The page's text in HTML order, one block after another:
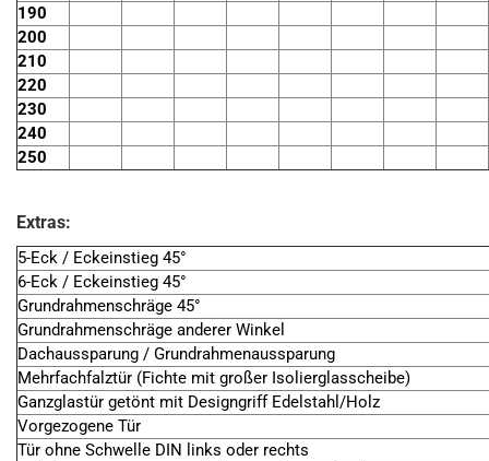
190
200
210
220
230
240
250
Extras:
5-Eck / Eckeinstieg 45°
6-Eck / Eckeinstieg 45°
Grundrahmenschräge 45°
Grundrahmenschräge anderer Winkel
Dachaussparung / Grundrahmenaussparung
Mehrfachfalztür (Fichte mit großer Isolierglasscheibe)
Ganzglastür getönt mit Designgriff Edelstahl/Holz
Vorgezogene Tür
Tür ohne Schwelle DIN links oder rechts